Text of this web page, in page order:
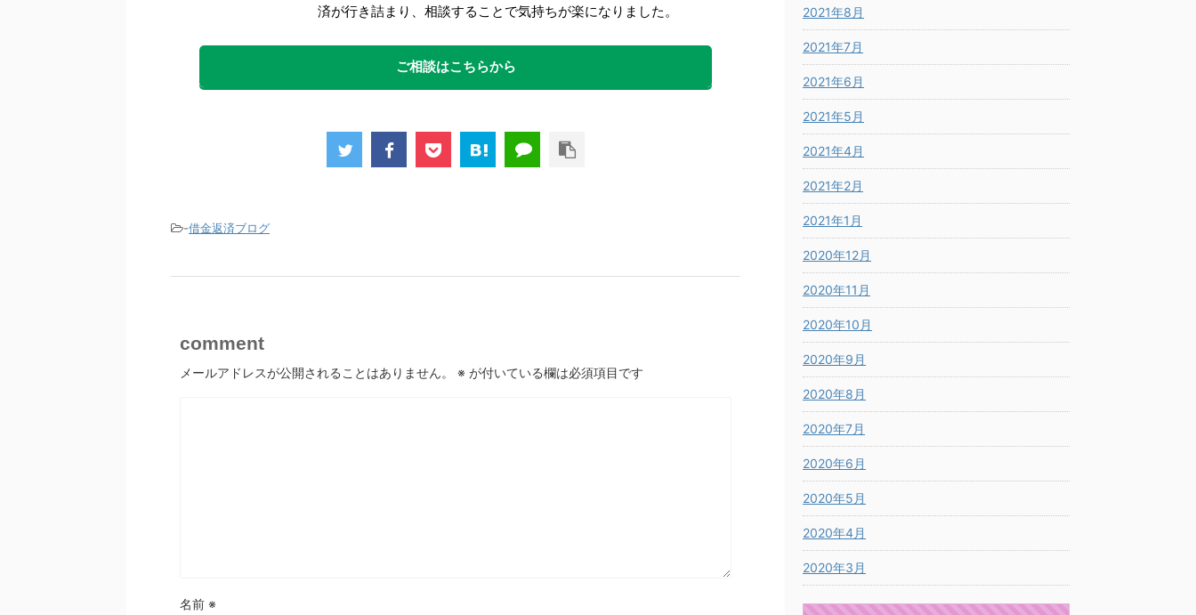
済が行き詰まり、相談することで気持ちが楽になりました。
ご相談はこちらから
-借金返済ブログ
comment
メールアドレスが公開されることはありません。 ※ が付いている欄は必須項目です
名前 ※
2021年8月
2021年7月
2021年6月
2021年5月
2021年4月
2021年2月
2021年1月
2020年12月
2020年11月
2020年10月
2020年9月
2020年8月
2020年7月
2020年6月
2020年5月
2020年4月
2020年3月